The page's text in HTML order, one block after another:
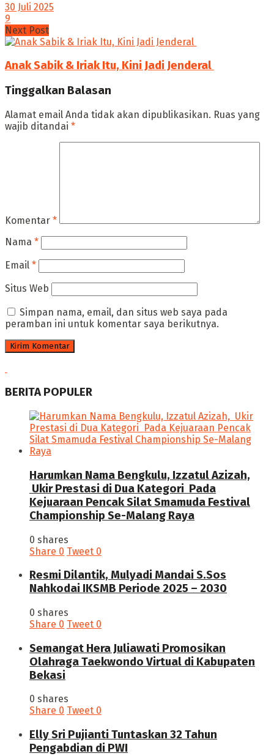
30 Juli 2025
9
Next Post
Anak Sabik & Iriak Itu, Kini Jadi Jenderal
Tinggalkan Balasan
Alamat email Anda tidak akan dipublikasikan. Ruas yang
wajib ditandai *
Komentar *
Nama *
Email *
Situs Web
Simpan nama, email, dan situs web saya pada
peramban ini untuk komentar saya berikutnya.
BERITA POPULER
Harumkan Nama Bengkulu, Izzatul Azizah,
Ukir Prestasi di Dua Kategori Pada
Kejuaraan Pencak Silat Smamuda Festival
Championship Se-Malang Raya
0 shares
Share 0 Tweet 0
Resmi Dilantik, Mulyadi Mandai S.Sos
Nahkodai IKSMB Periode 2025 – 2030
0 shares
Share 0 Tweet 0
Semangat Hera Juliawati Promosikan
Olahraga Taekwondo Virtual di Kabupaten
Bekasi
0 shares
Share 0 Tweet 0
Elly Sri Pujianti Tuntaskan 32 Tahun
Pengabdian di PWI